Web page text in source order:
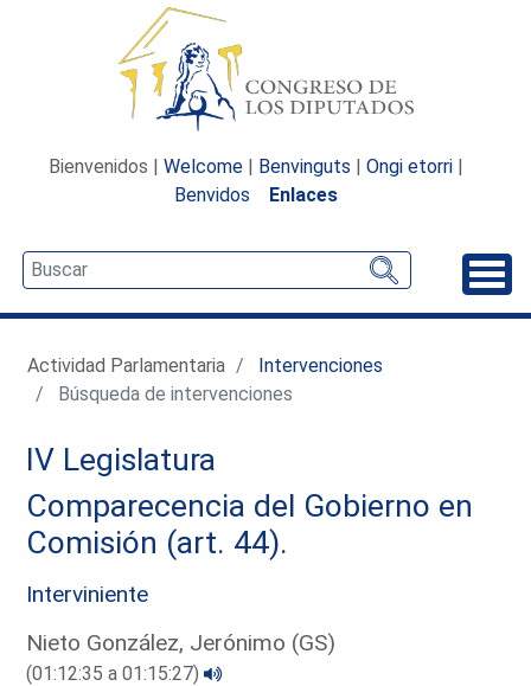
Bienvenidos | Welcome | Benvinguts | Ongi etorri |
Benvidos
Enlaces
Actividad Parlamentaria
Intervenciones
Búsqueda de intervenciones
IV Legislatura
Comparecencia del Gobierno en
Comisión (art. 44).
Interviniente
Nieto González, Jerónimo (GS)
(01:12:35 a 01:15:27)